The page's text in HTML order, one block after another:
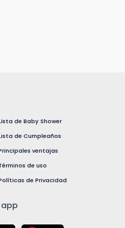
de Baby Shower
de Cumpleaños
ventajas
de uso
de Privacidad